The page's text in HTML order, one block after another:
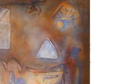
2024